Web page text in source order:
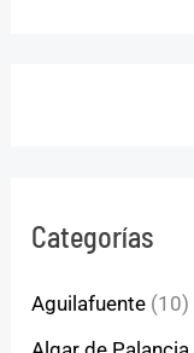
Categorías
Aguilafuente (10)